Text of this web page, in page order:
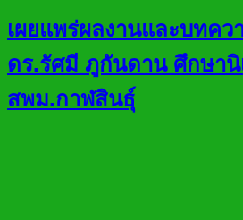
เผยแพร่ผลงานและบทคว
ดร.รัศมี ภูกันดาน ศึกษานิ
สพม.กาฬสินธุ์